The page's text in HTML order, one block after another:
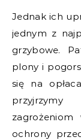
Jednak ich
jednym z
grzybowe.
plony i
się na
przyjrzymy
ochrony